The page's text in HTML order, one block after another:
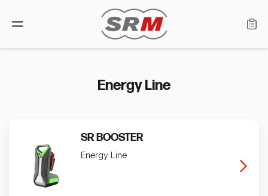
Prodotti
Energy Line
SR BOOSTER
Energy Line